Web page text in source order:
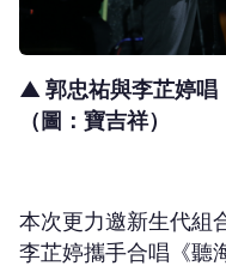
▲ 郭忠祐與李芷婷唱
（圖：寶吉祥）
本次更力邀新生代組
李芷婷攜手合唱《聽